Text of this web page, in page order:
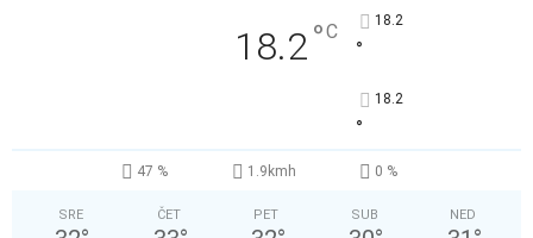
18.2°C 18.2
°
18.2
°
47 % 1.9kmh 0 %
SRE ČET PET SUB NED